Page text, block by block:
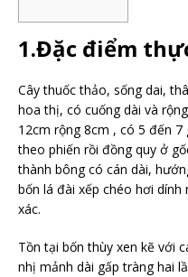
1.Đặc điểm
Cây thuốc thảo, sống dai,
hoa thị, có cuống dài và
12cm rộng 8cm , có 5 đến 7
theo phiến rồi đồng quy ở
thành bông có cán dài,
bốn lá đài xếp chéo hơi dính
xác.
Tồn tại bốn thùy xen kẽ với
nhị mảnh dài gấp tràng hai